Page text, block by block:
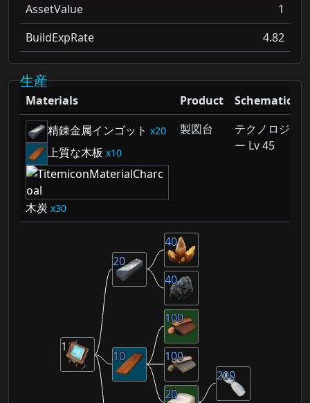
AssetValue
1
BuildExpRate
4.82
生産
Materials Product
Schematic
精錬金属インゴット
20
上質な木板 10
木炭 30
製図台
テクノロジ
ー Lv 45
200
20
100
100
10
40
40
20
1